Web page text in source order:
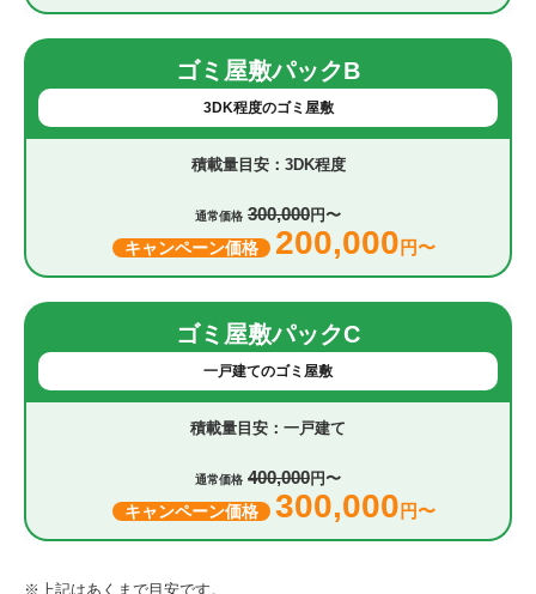
ゴミ屋敷パックB
3DK程度のゴミ屋敷
3DK程度
通常価格 300,000円〜
キャンペーン価格 200,000 円〜
ゴミ屋敷パックC
一戸建てのゴミ屋敷
一戸建て
通常価格 400,000円〜
キャンペーン価格 300,000 円〜
※上記はあくまで目安です。